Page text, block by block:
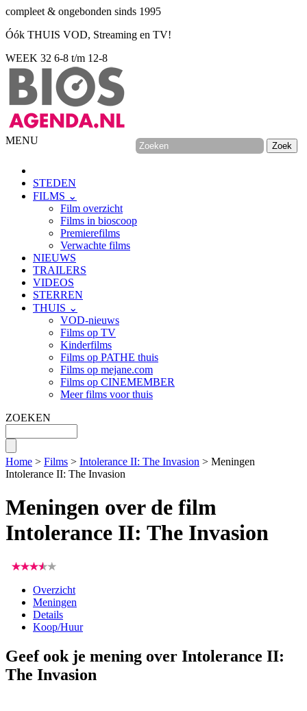
compleet & ongebonden sinds 1995
Óók THUIS VOD, Streaming en TV!
WEEK 32 6-8 t/m 12-8
MENU
STEDEN
FILMS ⌄
Film overzicht
Films in bioscoop
Premierefilms
Verwachte films
NIEUWS
TRAILERS
VIDEOS
STERREN
THUIS ⌄
VOD-nieuws
Films op TV
Kinderfilms
Films op PATHE thuis
Films op mejane.com
Films op CINEMEMBER
Meer films voor thuis
ZOEKEN
Home > Films > Intolerance II: The Invasion > Meningen
Intolerance II: The Invasion
Meningen over de film
Intolerance II: The Invasion
Overzicht
Meningen
Details
Koop/Huur
Geef ook je mening over Intolerance II:
The Invasion